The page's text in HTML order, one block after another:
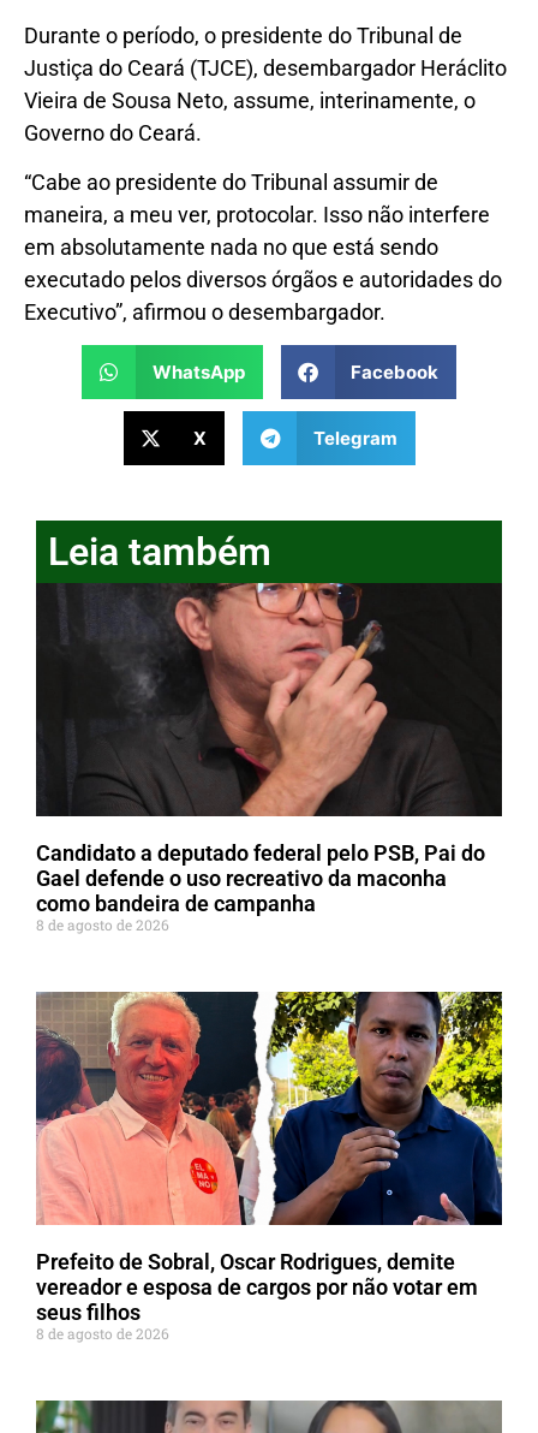
Durante o período, o presidente do Tribunal de
Justiça do Ceará (TJCE), desembargador Heráclito
Vieira de Sousa Neto, assume, interinamente, o
Governo do Ceará.
“Cabe ao presidente do Tribunal assumir de
maneira, a meu ver, protocolar. Isso não interfere
em absolutamente nada no que está sendo
executado pelos diversos órgãos e autoridades do
Executivo”, afirmou o desembargador.
WhatsApp Facebook
X Telegram
Leia também
Candidato a deputado federal pelo PSB, Pai do
Gael defende o uso recreativo da maconha
como bandeira de campanha
8 de agosto de 2026
Prefeito de Sobral, Oscar Rodrigues, demite
vereador e esposa de cargos por não votar em
seus filhos
8 de agosto de 2026